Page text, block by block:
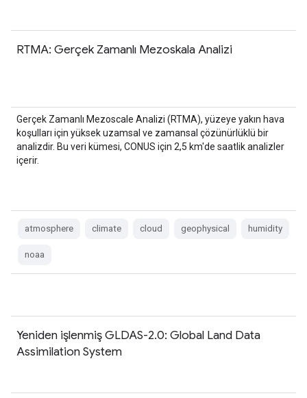
RTMA: Gerçek Zamanlı Mezoskala Analizi
Gerçek Zamanlı Mezoscale Analizi (RTMA), yüzeye yakın hava
koşulları için yüksek uzamsal ve zamansal çözünürlüklü bir
analizdir. Bu veri kümesi, CONUS için 2,5 km'de saatlik analizler
içerir.
atmosphere climate cloud geophysical humidity
noaa
Yeniden işlenmiş GLDAS-2.0: Global Land Data
Assimilation System